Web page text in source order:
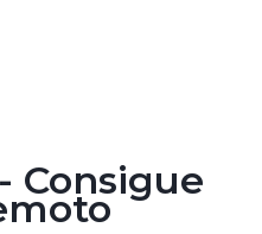
Consigue